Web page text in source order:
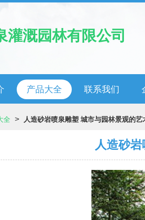
灌溉园林有限公司
产品大全 联系我们
全 > 人造砂岩喷泉雕塑 城市与园林景观的艺
人造砂